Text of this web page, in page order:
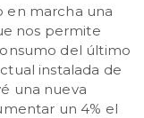
en marcha una
nos permite
del último
instalada de
una nueva
un 4% el